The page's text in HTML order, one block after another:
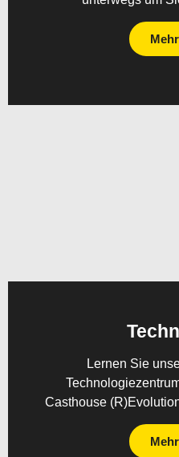
Lernen Sie
Casthouse